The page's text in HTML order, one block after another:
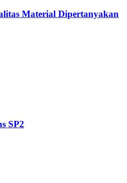
Material Dipertanyakan
SP2